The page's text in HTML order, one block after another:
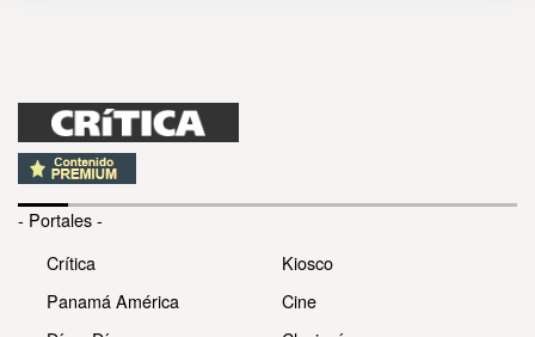
- Portales -
Crítica
Panamá América
Kiosco
Cine